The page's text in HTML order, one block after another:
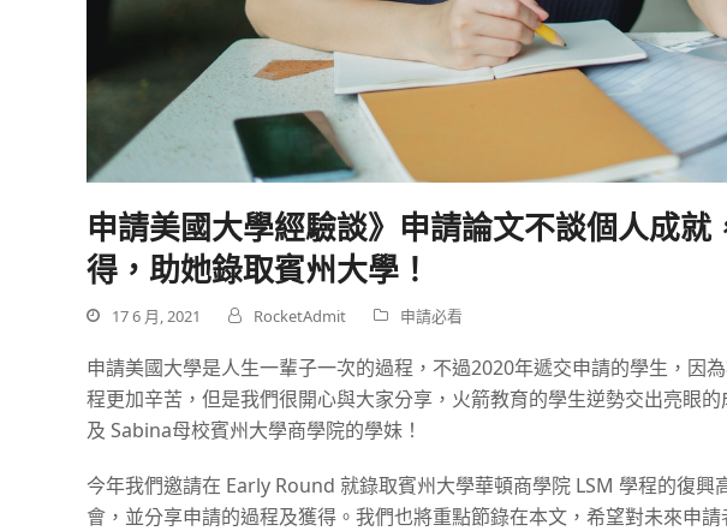
申請美國大學經驗談》申請論文不談個人成
得，助她錄取賓州大學！
17 6 月, 2021 RocketAdmit 申請必看
申請美國大學是人生一輩子一次的過程，不過2020年遞交申請的學生，因
程更加辛苦，但是我們很開心與大家分享，火箭教育的學生逆勢交出亮眼
及 Sabina母校賓州大學商學院的學妹！
今年我們邀請在 Early Round 就錄取賓州大學華頓商學院 LSM 學程的復
會，並分享申請的過程及獲得。我們也將重點節錄在本文，希望對未來申請